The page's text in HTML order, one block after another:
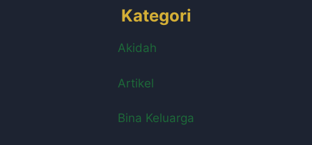
Kategori
Akidah
Artikel
Bina Keluarga